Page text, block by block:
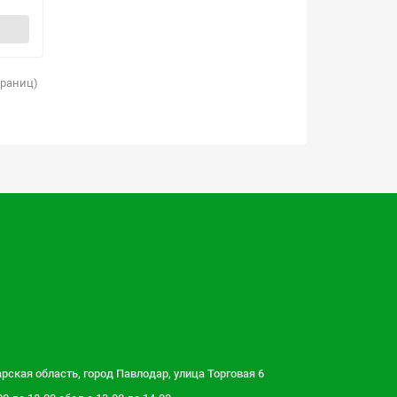
область, город Павлодар, улица Торговая 6